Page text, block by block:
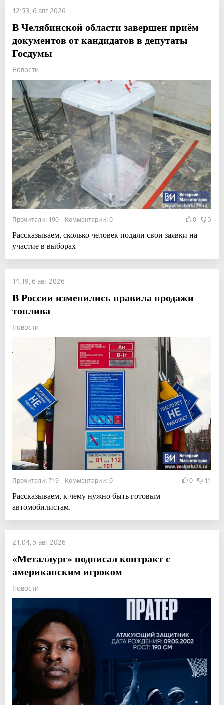
12:53, 6 авг 2026
В Челябинской области завершен приём
документов от кандидатов в депутаты
Госдумы
Новости
Прочитали: 190 Комментарии: 0 0 3
Рассказываем, сколько человек подали свои заявки на
участие в выборах
11:19, 6 авг 2026
В России изменились правила продажи
топлива
Новости
Прочитали: 719 Комментарии: 0 0 11
Рассказываем, к чему нужно быть готовым
автомобилистам.
21:04, 5 авг 2026
«Металлург» подписал контракт с
американским игроком
Новости